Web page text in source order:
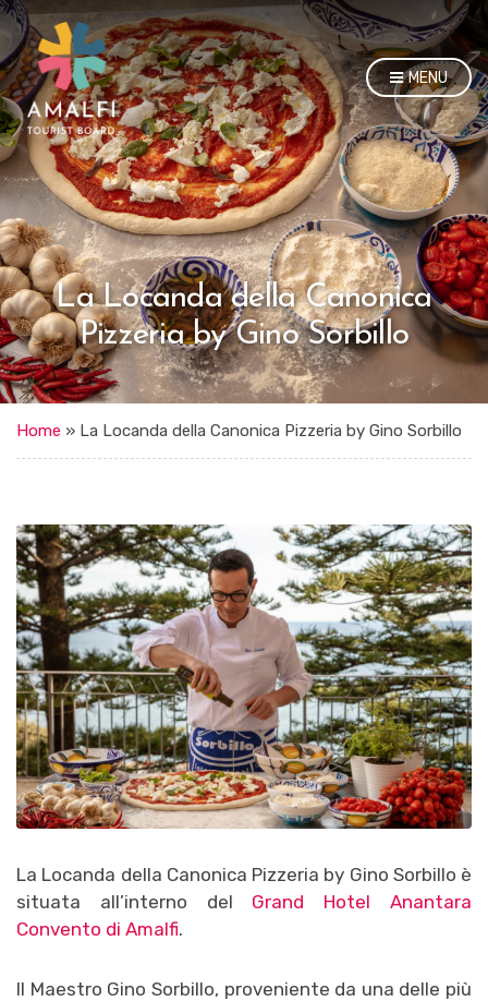
MENU
La Locanda della Canonica
Pizzeria by Gino Sorbillo
Home » La Locanda della Canonica Pizzeria by Gino Sorbillo
La Locanda della Canonica Pizzeria by Gino Sorbillo è
situata all’interno del Grand Hotel Anantara
Convento di Amalfi.
Il Maestro Gino Sorbillo, proveniente da una delle più